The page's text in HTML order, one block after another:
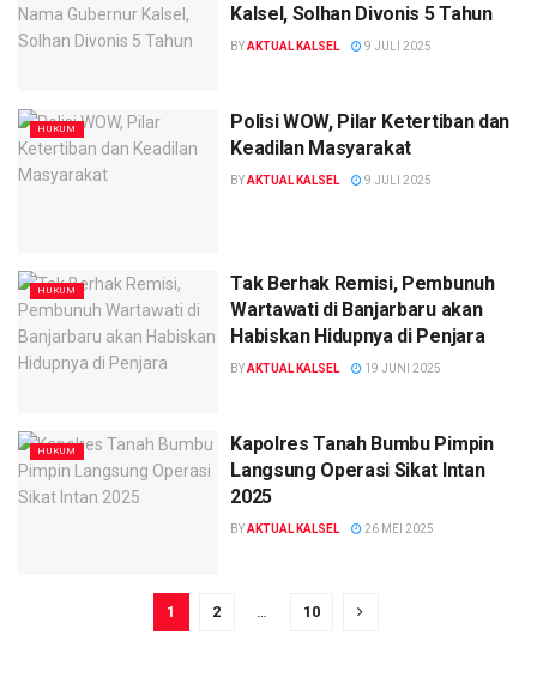
Kalsel, Solhan Divonis 5 Tahun
BYAKTUAL KALSEL 9 JULI 2025
HUKUM
Polisi WOW, Pilar Ketertiban dan
Keadilan Masyarakat
BYAKTUAL KALSEL 9 JULI 2025
HUKUM
Tak Berhak Remisi, Pembunuh
Wartawati di Banjarbaru akan
Habiskan Hidupnya di Penjara
BYAKTUAL KALSEL 19 JUNI 2025
HUKUM
Kapolres Tanah Bumbu Pimpin
Langsung Operasi Sikat Intan
2025
BYAKTUAL KALSEL 26 MEI 2025
1 2 10